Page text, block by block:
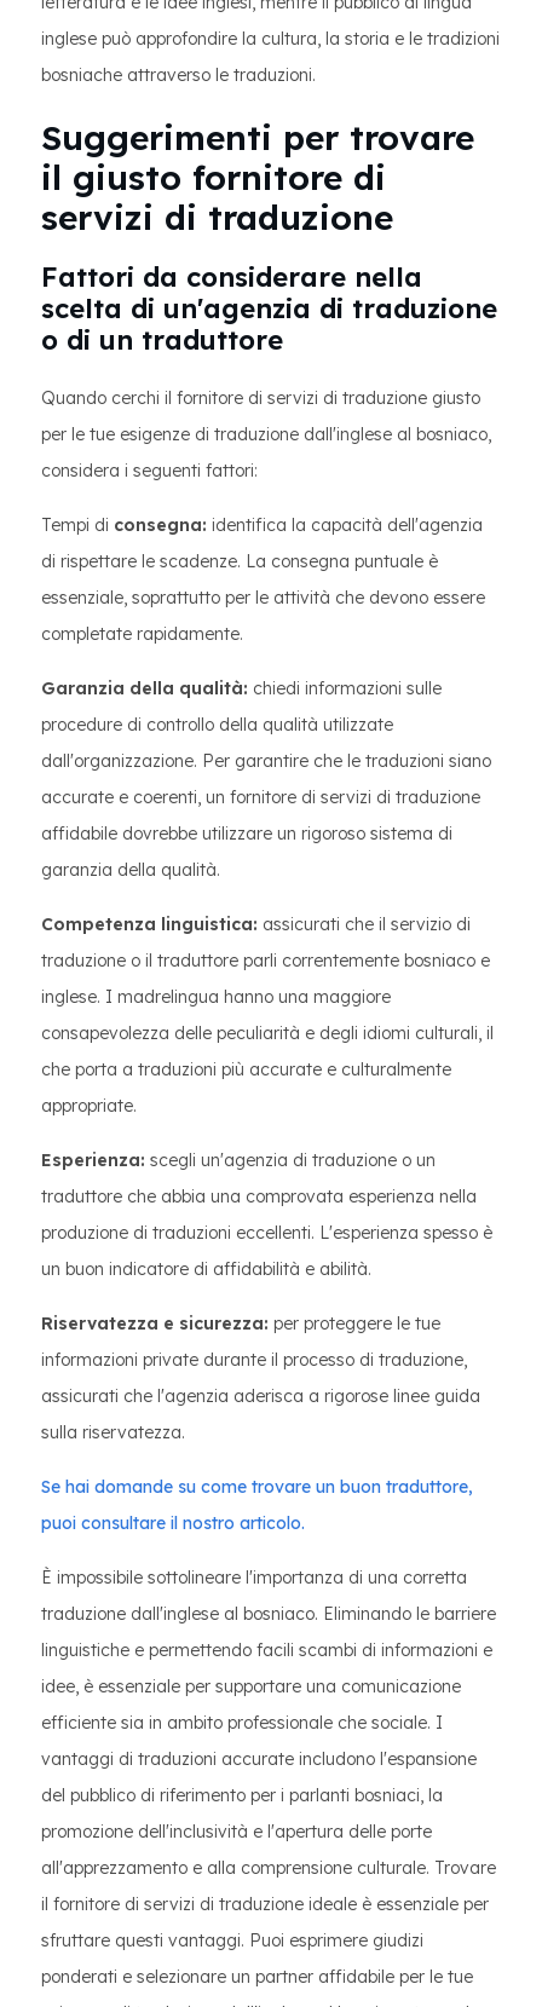
inglese può approfondire la cultura, la storia e le tradizioni
bosniache attraverso le traduzioni.
Suggerimenti per trovare
il giusto fornitore di
servizi di traduzione
Fattori da considerare nella
scelta di un'agenzia di traduzione
o di un traduttore
Quando cerchi il fornitore di servizi di traduzione giusto
per le tue esigenze di traduzione dall'inglese al bosniaco,
considera i seguenti fattori:
Tempi di consegna: identifica la capacità dell'agenzia
di rispettare le scadenze. La consegna puntuale è
essenziale, soprattutto per le attività che devono essere
completate rapidamente.
Garanzia della qualità: chiedi informazioni sulle
procedure di controllo della qualità utilizzate
dall'organizzazione. Per garantire che le traduzioni siano
accurate e coerenti, un fornitore di servizi di traduzione
affidabile dovrebbe utilizzare un rigoroso sistema di
garanzia della qualità.
Competenza linguistica: assicurati che il servizio di
traduzione o il traduttore parli correntemente bosniaco e
inglese. I madrelingua hanno una maggiore
consapevolezza delle peculiarità e degli idiomi culturali, il
che porta a traduzioni più accurate e culturalmente
appropriate.
Esperienza: scegli un'agenzia di traduzione o un
traduttore che abbia una comprovata esperienza nella
produzione di traduzioni eccellenti. L'esperienza spesso è
un buon indicatore di affidabilità e abilità.
Riservatezza e sicurezza: per proteggere le tue
informazioni private durante il processo di traduzione,
assicurati che l'agenzia aderisca a rigorose linee guida
sulla riservatezza.
Se hai domande su come trovare un buon traduttore,
puoi consultare il nostro articolo.
È impossibile sottolineare l'importanza di una corretta
traduzione dall'inglese al bosniaco. Eliminando le barriere
linguistiche e permettendo facili scambi di informazioni e
idee, è essenziale per supportare una comunicazione
efficiente sia in ambito professionale che sociale. I
vantaggi di traduzioni accurate includono l'espansione
del pubblico di riferimento per i parlanti bosniaci, la
promozione dell'inclusività e l'apertura delle porte
all'apprezzamento e alla comprensione culturale. Trovare
il fornitore di servizi di traduzione ideale è essenziale per
sfruttare questi vantaggi. Puoi esprimere giudizi
ponderati e selezionare un partner affidabile per le tue